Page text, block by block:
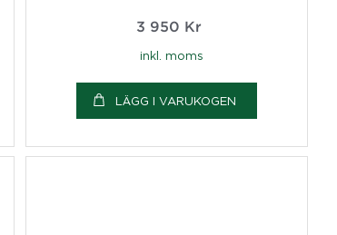
3 950 Kr
inkl. moms
LÄGG I VARUKOGEN